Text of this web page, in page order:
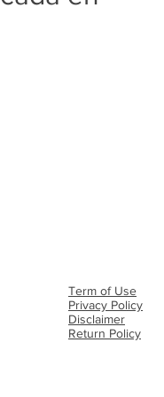
Term of Use
Privacy Policy​
Disclaimer
Return Policy